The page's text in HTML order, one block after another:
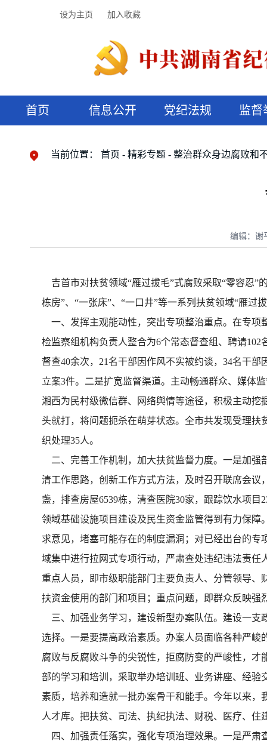
设为主页 加入收藏
首页 信息公开 党纪法规 监督
当前位置： 首页 精彩专题 整治群众身边腐败和
编辑：谢
吉首市对扶贫领域“雁过拔毛”式腐败采取“零容忍”
栋房”、“一张床”、“一口井”等一系列扶贫领域“雁
一、发挥主观能动性，突出专项整治重点。在专项
检监察组机构负责人整合为6个常态督查组、聘请
督查40余次，21名干部因作风不实被约谈，34名干
立案3件。二是扩宽监督渠道。主动畅通群众、媒体
湘西为民村级微信群、网络舆情等途径，积极主动
头就打，将问题扼杀在萌芽状态。全市共发现受理扶
织处理35人。
二、完善工作机制，加大扶贫监督力度。一是加强
清工作思路，创新工作方式方法，及时召开联席会议
盏，排查房屋6539栋，清查医院30家，跟踪饮水项
领域基础设施项目建设及民生资金监管得到有力保
求意见，堵塞可能存在的制度漏洞；对已经出台的
域集中进行拉网式专项行动，严肃查处违纪违法责
重点人员，即市级职能部门主要负责人、分管领导
扶资金使用的部门和项目；重点问题，即群众反映
三、加强业务学习，建设新型办案队伍。建设一支
选择。一是要提高政治素质。办案人员面临各种严
腐败与反腐败斗争的尖锐性，拒腐防变的严峻性，
部的学习和培训，采取举办培训班、业务讲座、经
素质，培养和造就一批办案骨干和能手。今年以来，
人才库。把扶贫、司法、执纪执法、财税、医疗、
四、加强责任落实，强化专项治理效果。一是严肃